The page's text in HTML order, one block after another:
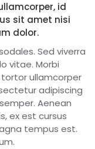
id
sit amet nisi
dolor.
Sed viverra
vitae. Morbi
ullamcorper
adipiscing
Aenean
ex est cursus
tempus est.